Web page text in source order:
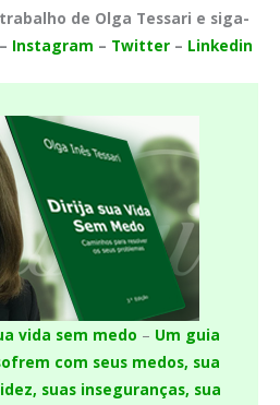
de Olga Tessari e siga-
– Instagram – Twitter – Linkedin
vida sem medo – Um guia
com seus medos, sua
suas inseguranças, sua